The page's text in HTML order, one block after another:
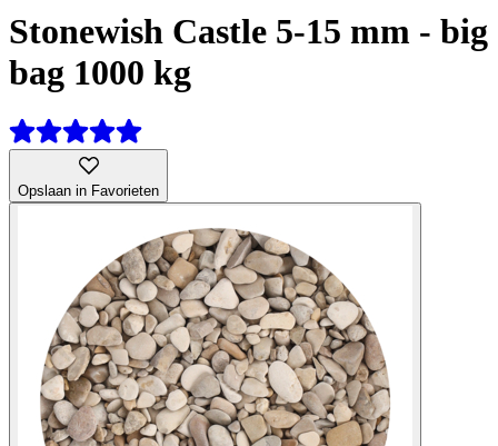
Stonewish Castle 5-15 mm - big
bag 1000 kg
Opslaan in Favorieten